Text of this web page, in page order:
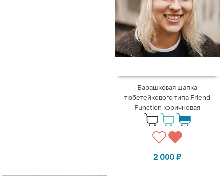
Барашковая шапка
тюбетейкового типа Friend
Function коричневая
2 000 ₽